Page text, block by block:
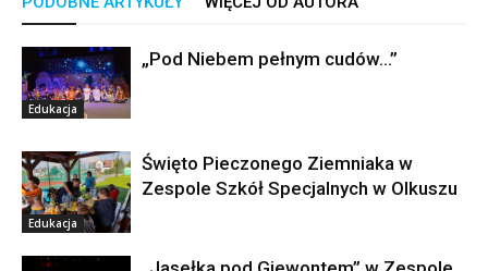
Edukacja
„Pod Niebem pełnym cudów…”
Edukacja
Święto Pieczonego Ziemniaka w
Zespole Szkół Specjalnych w Olkuszu